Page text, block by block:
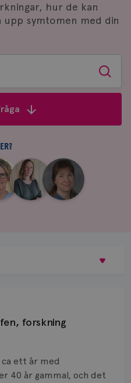
hur de kan
symtomen med din
Sök
|
Maria
Edegran
|
Yvette
Andersson
forskning
ca ett år med
40 år gammal, och det